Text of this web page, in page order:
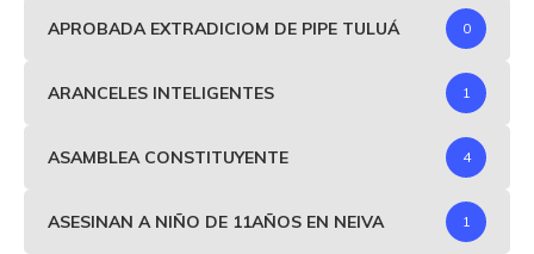
APROBADA EXTRADICIOM DE PIPE TULUÁ 0
ARANCELES INTELIGENTES 1
ASAMBLEA CONSTITUYENTE 4
ASESINAN A NIÑO DE 11AÑOS EN NEIVA 1